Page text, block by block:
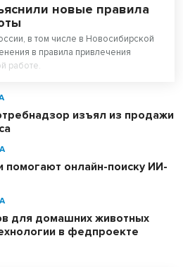
новые правила
в том числе в Новосибирской
в правила привлечения
работе.
изъял из продажи
онлайн-поиску ИИ-
для домашних животных
в федпроекте